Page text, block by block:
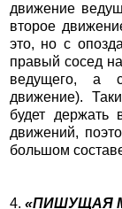
движение
второе
это, но с
правый сосед
ведущего, а
движение).
будет держать
движений,
большом
4. «ПИШУЩАЯ